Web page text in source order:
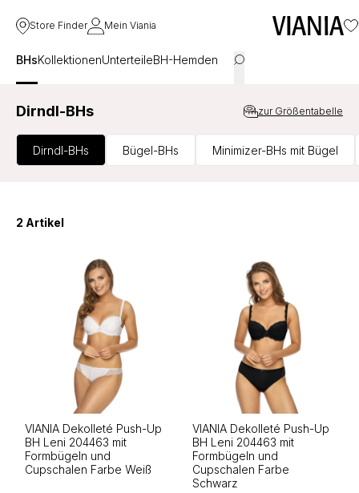
Store Finder Mein Viania
BHsKollektionenUnterteileBH-Hemden
Dirndl-BHs zur Größentabelle
Bügel-BHs
Dirndl-BHs Minimizer-BHs mit Bügel
2 Artikel
VIANIA Dekolleté Push-Up
BH Leni 204463 mit
Formbügeln und
Cupschalen Farbe Weiß
VIANIA Dekolleté Push-Up
BH Leni 204463 mit
Formbügeln und
Cupschalen Farbe
Schwarz